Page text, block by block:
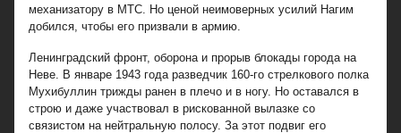
механизатору в МТС. Но ценой неимоверных усилий Нагим
добился, чтобы его призвали в армию.
Ленинградский фронт, оборона и прорыв блокады города на
Неве. В январе 1943 года разведчик 160-го стрелкового полка
Мухибуллин трижды ранен в плечо и в ногу. Но оставался в
строю и даже участвовал в рискованной вылазке со
связистом на нейтральную полосу. За этот подвиг его